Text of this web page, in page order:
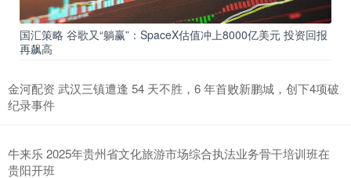
国汇策略 谷歌又“躺赢”：SpaceX估值冲上8000亿美元 投资回报
再飙高
金河配资 武汉三镇遭逢 54 天不胜，6 年首败新鹏城，创下4项破
纪录事件
牛来乐 2025年贵州省文化旅游市场综合执法业务骨干培训班在
贵阳开班